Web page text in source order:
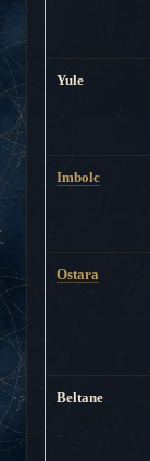
Yule
Imbolc
Ostara
Beltane